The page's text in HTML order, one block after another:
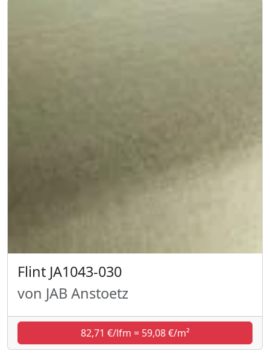
Flint JA1043-030
von JAB Anstoetz
82,71 €/lfm = 59,08 €/m²